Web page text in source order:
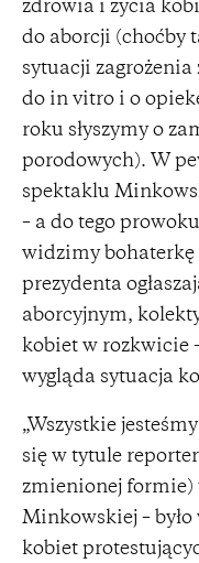
zdrowia i życia
do aborcji (choćby
sytuacji zagrożenia
do in vitro i o
roku słyszymy o
porodowych). W
spektaklu
– a do tego
widzimy bohaterkę
prezydenta
aborcyjnym,
kobiet w rozkwicie
wygląda sytuacja
„Wszystkie
się w tytule
zmienionej formie)
Minkowskiej –
kobiet